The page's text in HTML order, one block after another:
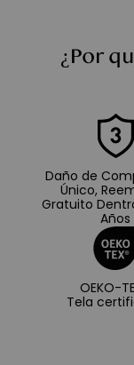
¿Por
Daño de
Único,
Gratuito
Años
OEKO-
Tela